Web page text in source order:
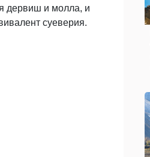
дервиш и молла, и
суеверия.